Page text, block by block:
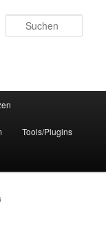
Tools/Plugins